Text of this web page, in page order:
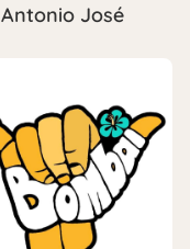
Antonio José